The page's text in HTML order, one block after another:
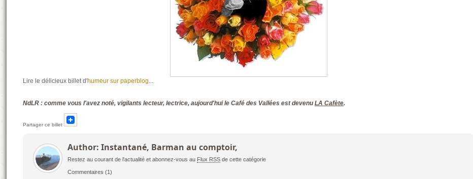
Lire le délicieux billet d'humeur sur paperblog...
NdLR : comme vous l'avez noté, vigilants lecteur, lectrice, aujourd'hui le Café des Vallées est devenuLA Cafète.
Partager ce billet
Author: Instantané, Barman au comptoir,
Restez au courant de l'actualité et abonnez-vous au Flux RSS de cette catégorie
Commentaires (1)